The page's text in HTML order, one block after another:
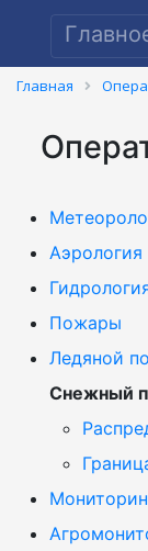
Главная
Аэрология
Пожары
Ледяной
Cнежный